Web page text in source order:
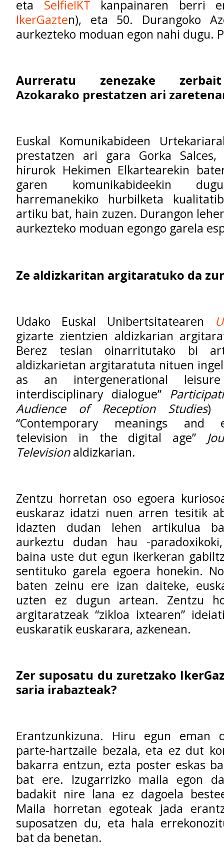
eta SelfieIKT kanpainaren berri
IkerGazten), eta 50. Durangoko
aurkezteko moduan egon nahi dugu.
Aurreratu zenezake
Azokarako prestatzen ari
Euskal Komunikabideen
prestatzen ari gara Gorka
hirurok Hekimen Elkartearekin
garen komunikabideekin
harremanekiko hurbilketa
artiku bat, hain zuzen. Durangon
aurkezteko moduan egongo garela
Ze aldizkaritan argitaratuko da
Udako Euskal Unibertsitatearen
gizarte zientzien aldizkarian
Berez tesian oinarritutako bi
aldizkarietan argitaratuta nituen
as an intergenerational
interdisciplinary dialogue”
Audience of Reception Studies)
“Contemporary meanings and
television in the digital age”
Televisionaldizkarian.
Zentzu horretan oso egoera
euskaraz idatzi nuen arren tesitik
idazten dudan lehen artikulua
aurkeztu dudan hau -
baina uste dut egun ikerkeran
sentituko garela egoera honekin.
baten zeinu ere izan daiteke,
uzten ez dugun artean. Zentzu
argitaratzeak “zikloa ixtearen”
euskaratik euskarara, azkenean.
Zer suposatu du zuretzako
saria irabazteak?
Erantzunkizuna. Hiru egun eman
parte-hartzaile bezala, eta ez dut
bakarra entzun, ezta poster eskas
bat ere. Izugarrizko maila egon
badakit nire lana ez dagoela
Maila horretan egoteak jada
suposatzen du, eta hala
bat da benetan.